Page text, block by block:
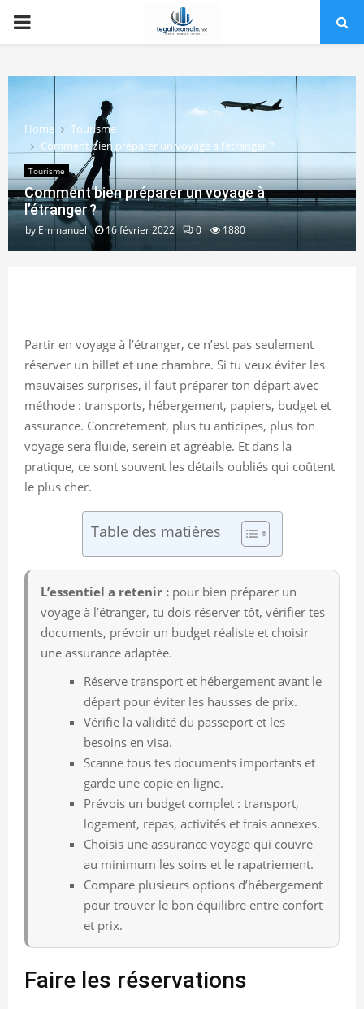
PRIMARY
Home
Tourisme
Comment bien préparer un voyage à l’étranger ?
Tourisme
Comment bien préparer un voyage à
l’étranger ?
by Emmanuel 16 février 2022 0 1880
Partir en voyage à l’étranger, ce n’est pas seulement
réserver un billet et une chambre. Si tu veux éviter les
mauvaises surprises, il faut préparer ton départ avec
méthode : transports, hébergement, papiers, budget et
assurance. Concrètement, plus tu anticipes, plus ton
voyage sera fluide, serein et agréable. Et dans la
pratique, ce sont souvent les détails oubliés qui coûtent
le plus cher.
Table des matières
L’essentiel a retenir : pour bien préparer un
voyage à l’étranger, tu dois réserver tôt, vérifier tes
documents, prévoir un budget réaliste et choisir
une assurance adaptée.
Réserve transport et hébergement avant le
départ pour éviter les hausses de prix.
Vérifie la validité du passeport et les
besoins en visa.
Scanne tous tes documents importants et
garde une copie en ligne.
Prévois un budget complet : transport,
logement, repas, activités et frais annexes.
Choisis une assurance voyage qui couvre
au minimum les soins et le rapatriement.
Compare plusieurs options d’hébergement
pour trouver le bon équilibre entre confort
et prix.
Faire les réservations